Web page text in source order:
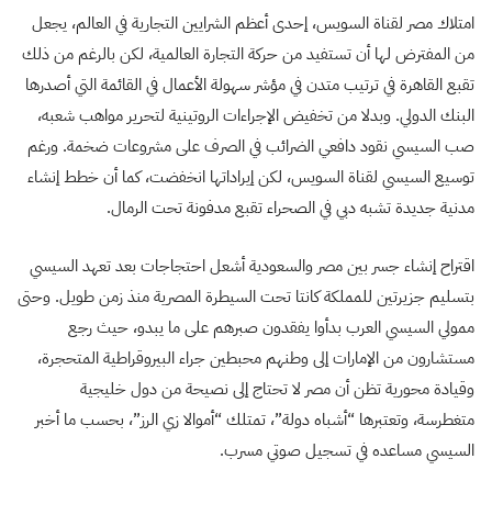
امتلاك مصر لقناة السويس، إحدى أعظم الشرايين التجارية في العالم، يجعل
من المفترض لها أن تستفيد من حركة التجارة العالمية، لكن بالرغم من ذلك
تقبع القاهرة في ترتيب متدن في مؤشر سهولة الأعمال في القائمة التي أصدرها
البنك الدولي. وبدلا من تخفيض الإجراءات الروتينية لتحرير مواهب شعبه،
صب السيسي نقود دافعي الضرائب في الصرف على مشروعات ضخمة. ورغم
توسيع السيسي لقناة السويس، لكن إيراداتها انخفضت، كما أن خطط إنشاء
مدنية جديدة تشبه دبي في الصحراء تقبع مدفونة تحت الرمال.
اقتراح إنشاء جسر بين مصر والسعودية أشعل احتجاجات بعد تعهد السيسي
بتسليم جزيرتين للمملكة كانتا تحت السيطرة المصرية منذ زمن طويل. وحتى
ممولي السيسي العرب بدأوا يفقدون صبرهم على ما يبدو، حيث رجع
مستشارون من الإمارات إلى وطنهم محبطين جراء البيروقراطية المتحجرة،
وقيادة محورية تظن أن مصر لا تحتاج إلى نصيحة من دول خليجية
متغطرسة، وتعتبرها “أشباه دولة”، تمتلك “أموالا زي الرز”، بحسب ما أخبر
السيسي مساعده في تسجيل صوتي مسرب.